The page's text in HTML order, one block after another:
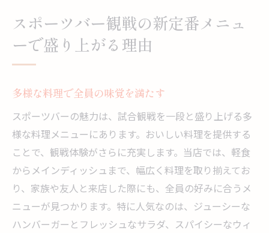
季節限定メニューで四季を楽しむ
参加型観戦が楽しい！スポーツバーの最新メニ
インタラクティブなオーダー体験を楽しむ
ゲームと連動した特別メニューの魅力
ライブ料理ショーで観戦を盛り上げる
参加型イベントにぴったりのメニュー選び
ファン同士で共有できるシェアメニュー
視聴者参加型の魅力を引き出すスポーツバーの
新提案
スポーツバー観戦の新定番メニュ
ーで盛り上がる理由
多様な料理で全員の味覚を満たす
スポーツバーの魅力は、試合観戦を一段と盛り上げる多
様な料理メニューにあります。おいしい料理を提供する
ことで、観戦体験がさらに充実します。当店では、軽食
からメインディッシュまで、幅広く料理を取り揃えてお
り、家族や友人と来店した際にも、全員の好みに合うメ
ニューが見つかります。特に人気なのは、ジューシーな
ハンバーガーとフレッシュなサラダ、スパイシーなウィ